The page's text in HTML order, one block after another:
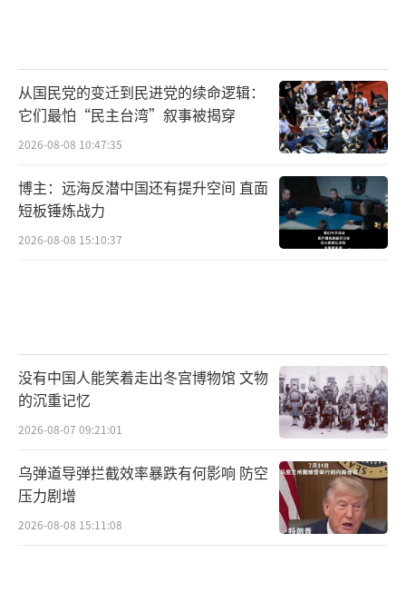
从国民党的变迁到民进党的续命逻辑：
它们最怕“民主台湾”叙事被揭穿
2026-08-08 10:47:35
博主：远海反潜中国还有提升空间 直面
短板锤炼战力
2026-08-08 15:10:37
没有中国人能笑着走出冬宫博物馆 文物
的沉重记忆
2026-08-07 09:21:01
乌弹道导弹拦截效率暴跌有何影响 防空
压力剧增
2026-08-08 15:11:08